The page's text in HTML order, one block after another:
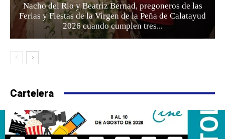
Nacho del Rio y Beatriz Bernad, pregoneros de las
Ferias y Fiestas de la Virgen de la Peña de Calatayud
2026 cuando cumplen tres...
Cartelera